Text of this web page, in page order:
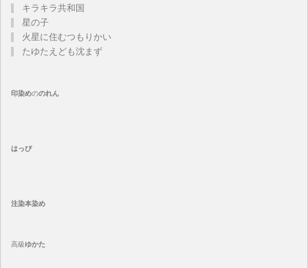
キラキラ共和国
星の子
火星に住むつもりかい
たゆたえども沈まず
印染めののれん
はっぴ
注染本染め
高級ゆかた